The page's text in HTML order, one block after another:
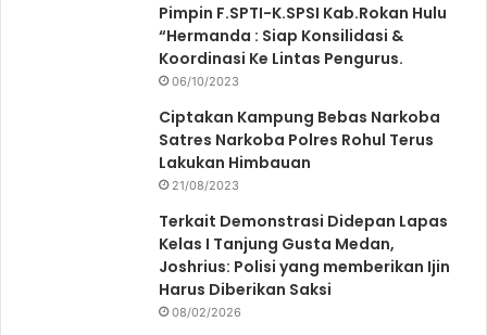
Pimpin F.SPTI-K.SPSI Kab.Rokan Hulu
“Hermanda : Siap Konsilidasi &
Koordinasi Ke Lintas Pengurus.
06/10/2023
Ciptakan Kampung Bebas Narkoba
Satres Narkoba Polres Rohul Terus
Lakukan Himbauan
21/08/2023
Terkait Demonstrasi Didepan Lapas
Kelas I Tanjung Gusta Medan,
Joshrius: Polisi yang memberikan Ijin
Harus Diberikan Saksi
08/02/2026